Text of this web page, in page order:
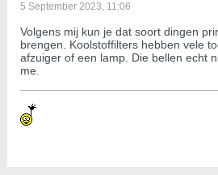
5 September 2023, 11:06
Volgens mij kun je dat soort dingen
brengen. Koolstoffilters hebben vele
afzuiger of een lamp. Die bellen echt
me.